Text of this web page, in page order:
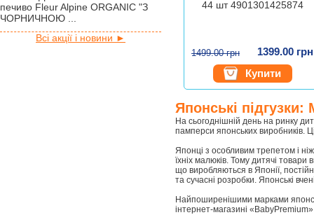
печиво Fleur Alpine ORGANIC "З
ЧОРНИЧНОЮ ...
Всі акції і новини ►
44 шт 4901301425874
1499.00 грн
1399.00 грн
Купити
Японські
На сьогоднішній день на ринку
памперси японських виробників.
Японці з особливим трепетом і
їхніх малюків. Тому дитячі
що виробляються в Японії,
та сучасні розробки. Японські
Найпоширенішими марками
інтернет-магазині